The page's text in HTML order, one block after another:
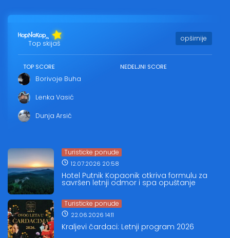
Top skijaš
opširnije
TOP SCORE
Borivoje Buha
Lenka Vasić
Dunja Arsić
NEDELJNI SCORE
Turisticke ponude
12.07.2026 20:58
Hotel Putnik Kopaonik otkriva formulu za
savršen letnji odmor i spa opuštanje
Turisticke ponude
22.06.2026 14:11
Kraljevi čardaci: Letnji program 2026